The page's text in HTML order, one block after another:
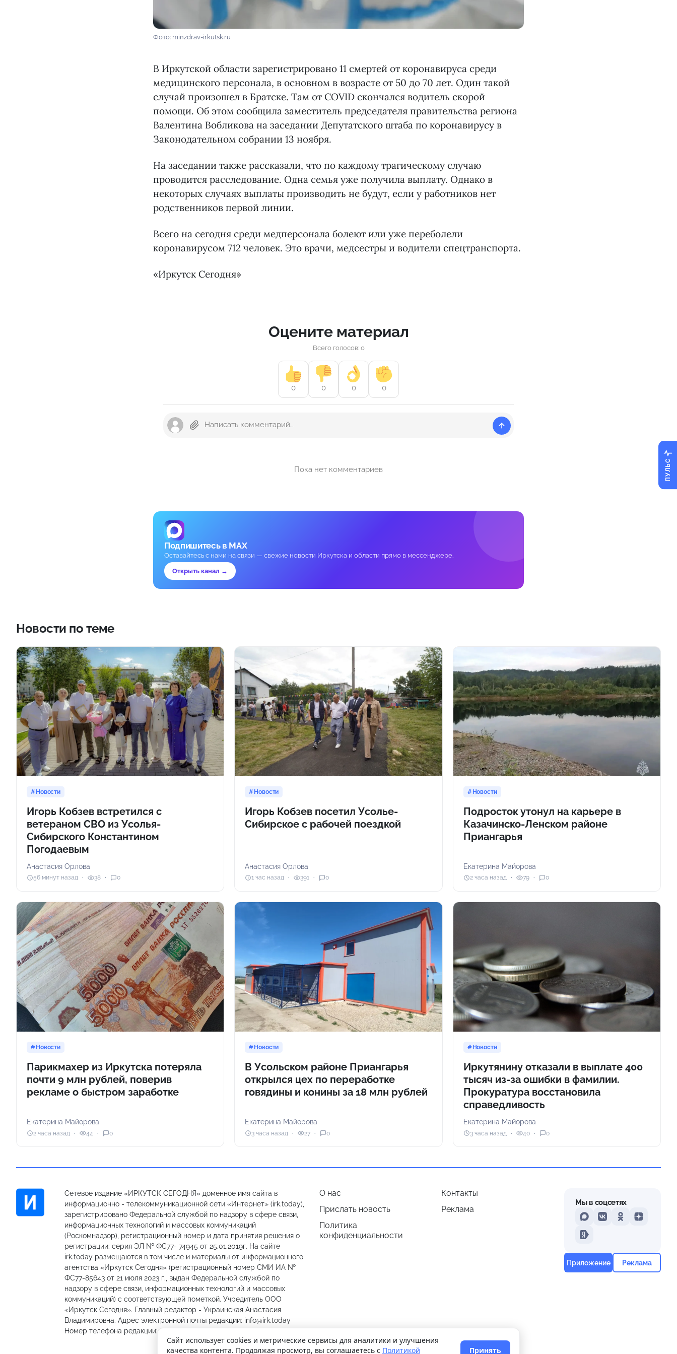
Фото: minzdrav-irkutsk.ru
В Иркутской области зарегистрировано 11 смертей от коронавируса среди
медицинского персонала, в основном в возрасте от 50 до 70 лет. Один такой
случай произошел в Братске. Там от COVID скончался водитель скорой
помощи. Об этом сообщила заместитель председателя правительства региона
Валентина Вобликова на заседании Депутатского штаба по коронавирусу в
Законодательном собрании 13 ноября.
На заседании также рассказали, что по каждому трагическому случаю
проводится расследование. Одна семья уже получила выплату. Однако в
некоторых случаях выплаты производить не будут, если у работников нет
родственников первой линии.
Всего на сегодня среди медперсонала болеют или уже переболели
коронавирусом 712 человек. Это врачи, медсестры и водители спецтранспорта.
«Иркутск Сегодня»
Оцените материал
Всего голосов: 0
0 0 0 0
Пока нет комментариев
Подпишитесь в MAX
Оставайтесь с нами на связи — свежие новости Иркутска и области прямо в мессенджере.
Открыть канал →
Новости по теме
Новости
Игорь Кобзев встретился с
ветераном СВО из Усолья-
Сибирского Константином
Погодаевым
Анастасия Орлова
56 минут назад 38 0
Новости
Игорь Кобзев посетил Усолье-
Сибирское с рабочей поездкой
Анастасия Орлова
1 час назад 391 0
Новости
Подросток утонул на карьере в
Казачинско-Ленском районе
Приангарья
Екатерина Майорова
2 часа назад 79 0
Новости
Парикмахер из Иркутска потеряла
почти 9 млн рублей, поверив
рекламе о быстром заработке
Екатерина Майорова
2 часа назад 44 0
Новости
В Усольском районе Приангарья
открылся цех по переработке
говядины и конины за 18 млн рублей
Екатерина Майорова
3 часа назад 27 0
Новости
Иркутянину отказали в выплате 400
тысяч из-за ошибки в фамилии.
Прокуратура восстановила
справедливость
Екатерина Майорова
3 часа назад 40 0
Сетевое издание «ИРКУТСК СЕГОДНЯ» доменное имя сайта в
информационно - телекоммуникационной сети «Интернет» (irk.today),
зарегистрировано Федеральной службой по надзору в сфере связи,
информационных технологий и массовых коммуникаций
(Роскомнадзор), регистрационный номер и дата принятия решения о
регистрации: серия ЭЛ № ФС77- 74945 от 25.01.2019г. На сайте
irk.today размещаются в том числе и материалы от информационного
агентства «Иркутск Сегодня» (регистрационный номер СМИ ИА №
ФС77-85643 от 21 июля 2023 г., выдан Федеральной службой по
надзору в сфере связи, информационных технологий и массовых
коммуникаций) с соответствующей пометкой. Учредитель ООО
«Иркутск Сегодня». Главный редактор - Украинская Анастасия
Владимировна. Адрес электронной почты редакции: info@irk.today
Номер телефона редакции: 89501301335, 89148774487
О нас
Контакты
Прислать новость
Реклама
Политика
конфиденциальности
Мы в соцсетях
MAXVKontakteOdnoklassniki
Dzen
Yandex
Приложение Реклама
ПУЛЬС
Сайт использует cookies и метрические сервисы для аналитики и улучшения
качества контента. Продолжая просмотр, вы соглашаетесь с Политикой Принять